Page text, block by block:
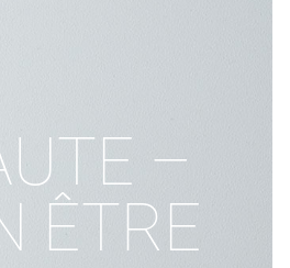
–
ÊTRE